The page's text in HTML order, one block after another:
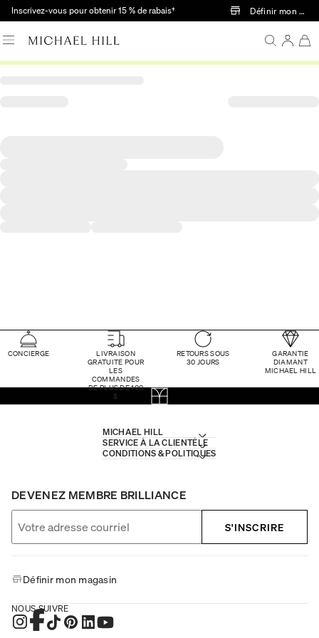
Passer au contenu principal
Inscrivez-vous pour obtenir 15 % de rabais† Définir mon
CONCIERGE
LIVRAISON
GRATUITE POUR
LES
COMMANDES
DE PLUS DE 100
$
RETOURS SOUS
30 JOURS
GARANTIE
DIAMANT
MICHAEL HILL
MICHAEL HILL
SERVICE À LA CLIENTÈLE
CONDITIONS & POLITIQUES
DEVENEZ MEMBRE BRILLIANCE
S'INSCRIRE
Définir mon magasin
NOUS SUIVRE